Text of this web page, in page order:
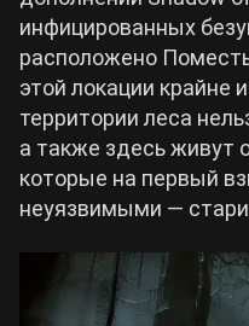
Crimson Desert
Zenless Zone Zero
Kingdom Come:
Path of Exile 2
Билды Arknights:
Билды Wuthering
Билды Cyberpunk
Билды Path of
инфицированных
расположено
этой локации крайне
территории леса
а также здесь живут
которые на первый
неуязвимыми —